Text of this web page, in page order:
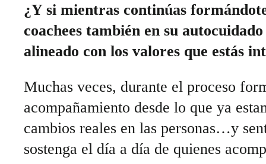
¿Y si mientras continúas
coachees también en su
alineado con los valores que estás
Muchas veces, durante el proceso
acompañamiento desde lo que ya
cambios reales en las personas…y
sostenga el día a día de quienes